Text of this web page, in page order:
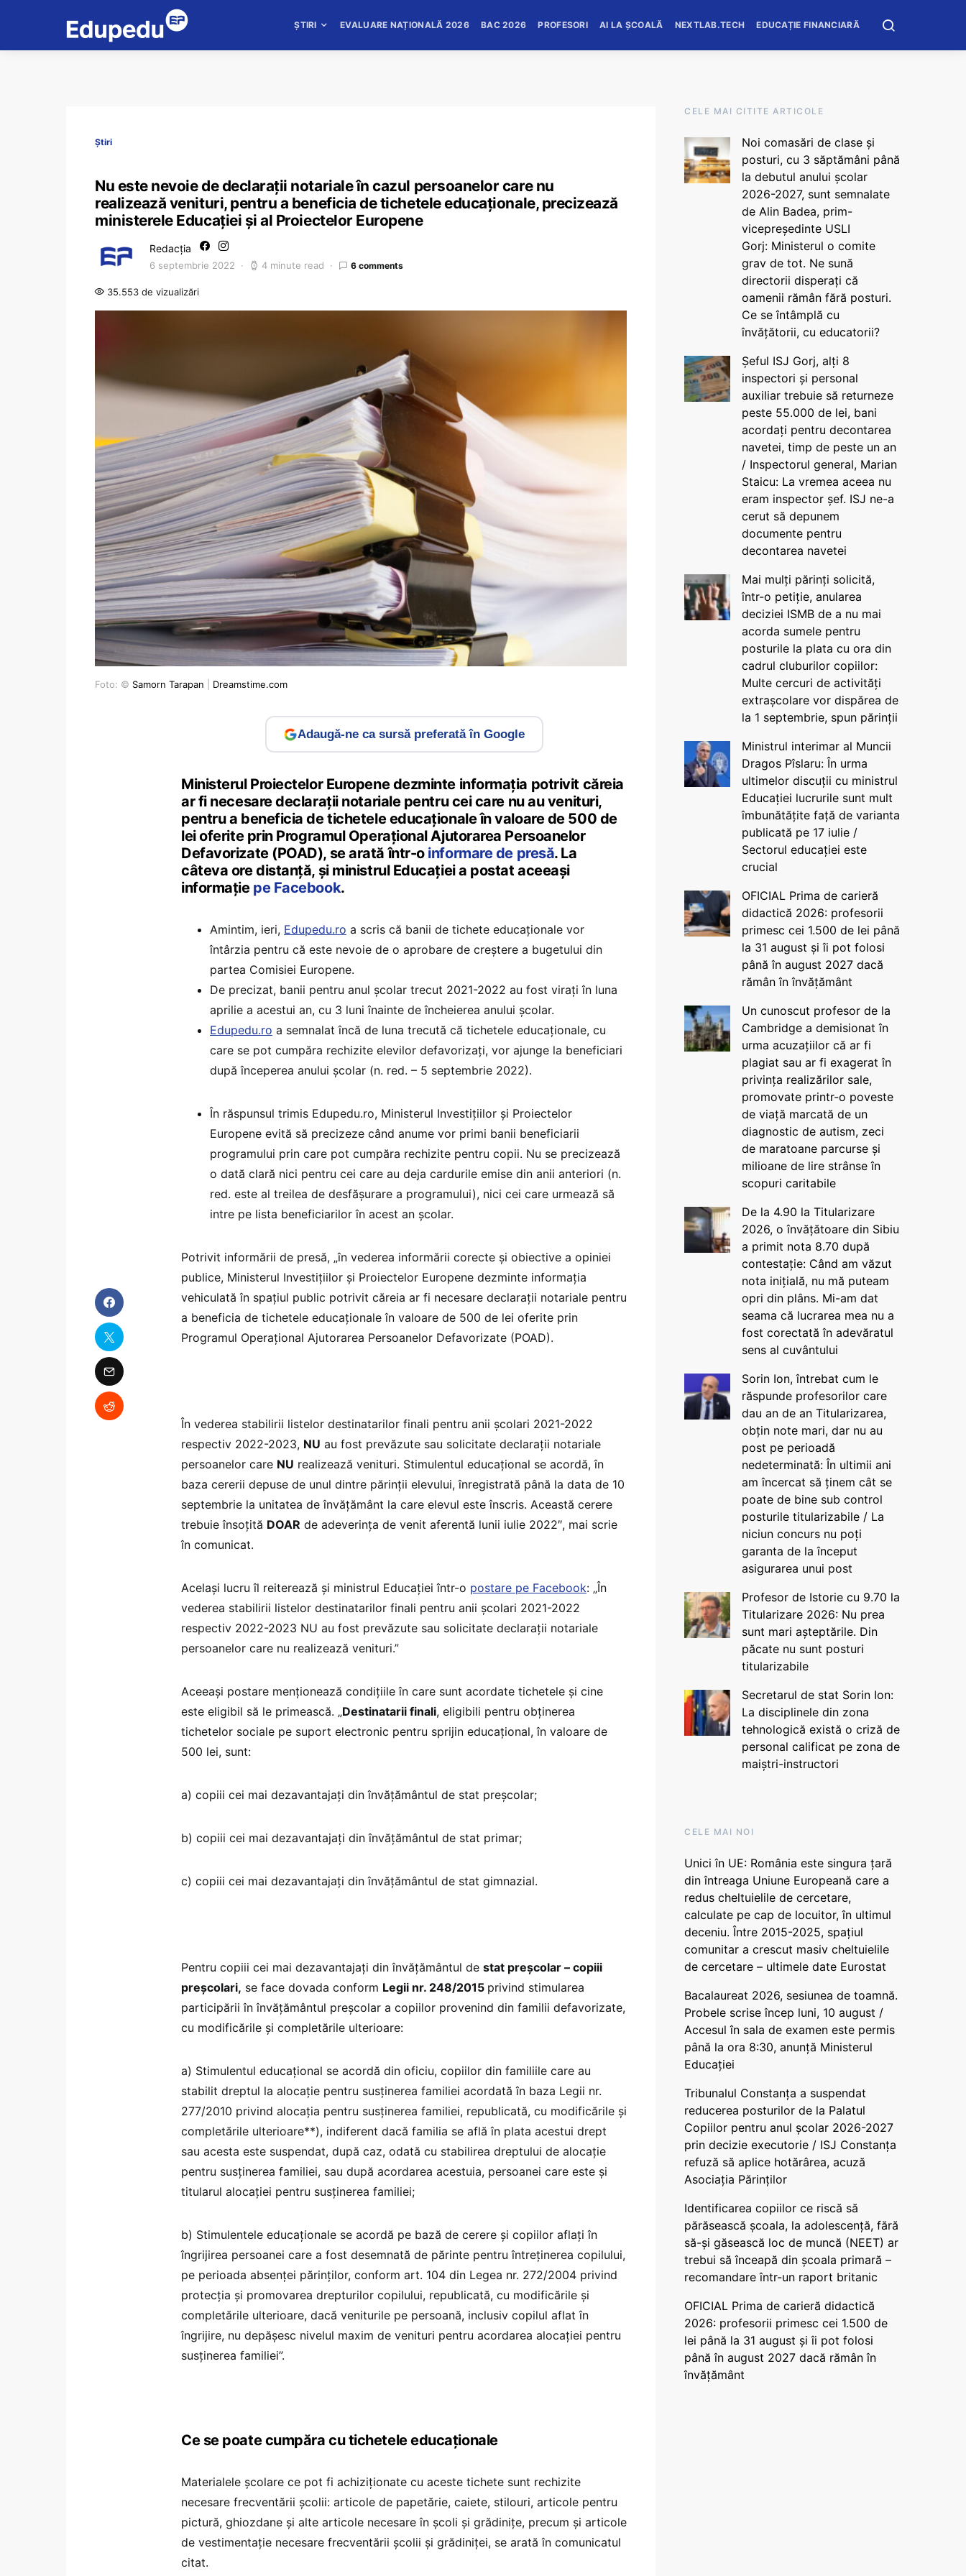
ȘTIRI EVALUARE NAȚIONALĂ 2026 BAC 2026 PROFESORI AI LA ȘCOALĂ NEXTLAB.TECH EDUCAȚIE FINANCIARĂ
Știri
Nu este nevoie de declarații notariale în cazul persoanelor care nu
realizează venituri, pentru a beneficia de tichetele educaționale, precizează
ministerele Educației și al Proiectelor Europene
Redacția
6 septembrie 2022 4 minute read 6 comments
35.553 de vizualizări
Foto: © Samorn Tarapan Dreamstime.com
Adaugă-ne ca sursă preferată în Google
Ministerul Proiectelor Europene dezminte informația potrivit căreia
ar fi necesare declarații notariale pentru cei care nu au venituri,
pentru a beneficia de tichetele educaționale în valoare de 500 de
lei oferite prin Programul Operațional Ajutorarea Persoanelor
Defavorizate (POAD), se arată într-o informare de presă. La
câteva ore distanță, și ministrul Educației a postat aceeași
informație pe Facebook.
Amintim, ieri, Edupedu.ro a scris că banii de tichete educaționale vor
întârzia pentru că este nevoie de o aprobare de creștere a bugetului din
partea Comisiei Europene.
De precizat, banii pentru anul școlar trecut 2021-2022 au fost virați în luna
aprilie a acestui an, cu 3 luni înainte de încheierea anului școlar.
Edupedu.ro a semnalat încă de luna trecută că tichetele educaționale, cu
care se pot cumpăra rechizite elevilor defavorizați, vor ajunge la beneficiari
după începerea anului școlar (n. red. – 5 septembrie 2022).
În răspunsul trimis Edupedu.ro, Ministerul Investițiilor și Proiectelor
Europene evită să precizeze când anume vor primi banii beneficiarii
programului prin care pot cumpăra rechizite pentru copii. Nu se precizează
o dată clară nici pentru cei care au deja cardurile emise din anii anteriori (n.
red. este al treilea de desfășurare a programului), nici cei care urmează să
intre pe lista beneficiarilor în acest an școlar.
Potrivit informării de presă, „în vederea informării corecte şi obiective a opiniei
publice, Ministerul Investițiilor și Proiectelor Europene dezminte informația
vehiculată în spațiul public potrivit căreia ar fi necesare declarații notariale pentru
a beneficia de tichetele educaționale în valoare de 500 de lei oferite prin
Programul Operațional Ajutorarea Persoanelor Defavorizate (POAD).
În vederea stabilirii listelor destinatarilor finali pentru anii școlari 2021-2022
respectiv 2022-2023, NU au fost prevăzute sau solicitate declarații notariale
persoanelor care NU realizează venituri. Stimulentul educațional se acordă, în
baza cererii depuse de unul dintre părinții elevului, înregistrată până la data de 10
septembrie la unitatea de învățământ la care elevul este înscris. Această cerere
trebuie însoțită DOAR de adeverința de venit aferentă lunii iulie 2022″, mai scrie
în comunicat.
Același lucru îl reiterează și ministrul Educației într-o postare pe Facebook: „În
vederea stabilirii listelor destinatarilor finali pentru anii școlari 2021-2022
respectiv 2022-2023 NU au fost prevăzute sau solicitate declarații notariale
persoanelor care nu realizează venituri.”
Aceeași postare menționează condițiile în care sunt acordate tichetele și cine
este eligibil să le primească. „Destinatarii finali, eligibili pentru obținerea
tichetelor sociale pe suport electronic pentru sprijin educațional, în valoare de
500 lei, sunt:
a) copiii cei mai dezavantajați din învățământul de stat preșcolar;
b) copiii cei mai dezavantajați din învățământul de stat primar;
c) copiii cei mai dezavantajați din învățământul de stat gimnazial.
Pentru copiii cei mai dezavantajați din învățământul de stat preșcolar – copiii
preșcolari, se face dovada conform Legii nr. 248/2015 privind stimularea
participării în învățământul preșcolar a copiilor provenind din familii defavorizate,
cu modificările și completările ulterioare:
a) Stimulentul educaţional se acordă din oficiu, copiilor din familiile care au
stabilit dreptul la alocaţie pentru susţinerea familiei acordată în baza Legii nr.
277/2010 privind alocaţia pentru susţinerea familiei, republicată, cu modificările şi
completările ulterioare**), indiferent dacă familia se află în plata acestui drept
sau acesta este suspendat, după caz, odată cu stabilirea dreptului de alocaţie
pentru susţinerea familiei, sau după acordarea acestuia, persoanei care este şi
titularul alocaţiei pentru susţinerea familiei;
b) Stimulentele educaţionale se acordă pe bază de cerere şi copiilor aflaţi în
îngrijirea persoanei care a fost desemnată de părinte pentru întreţinerea copilului,
pe perioada absenţei părinţilor, conform art. 104 din Legea nr. 272/2004 privind
protecţia şi promovarea drepturilor copilului, republicată, cu modificările şi
completările ulterioare, dacă veniturile pe persoană, inclusiv copilul aflat în
îngrijire, nu depăşesc nivelul maxim de venituri pentru acordarea alocaţiei pentru
susţinerea familiei”.
Ce se poate cumpăra cu tichetele educaționale
Materialele școlare ce pot fi achiziționate cu aceste tichete sunt rechizite
necesare frecventării școlii: articole de papetărie, caiete, stilouri, articole pentru
pictură, ghiozdane și alte articole necesare în școli și grădinițe, precum și articole
de vestimentație necesare frecventării școlii și grădiniței, se arată în comunicatul
citat.
CELE MAI CITITE ARTICOLE
Noi comasări de clase și
posturi, cu 3 săptămâni până
la debutul anului școlar
2026-2027, sunt semnalate
de Alin Badea, prim-
vicepreședinte USLI
Gorj: Ministerul o comite
grav de tot. Ne sună
directorii disperați că
oamenii rămân fără posturi.
Ce se întâmplă cu
învățătorii, cu educatorii?
Șeful ISJ Gorj, alți 8
inspectori și personal
auxiliar trebuie să returneze
peste 55.000 de lei, bani
acordați pentru decontarea
navetei, timp de peste un an
/ Inspectorul general, Marian
Staicu: La vremea aceea nu
eram inspector șef. ISJ ne-a
cerut să depunem
documente pentru
decontarea navetei
Mai mulți părinți solicită,
într-o petiție, anularea
deciziei ISMB de a nu mai
acorda sumele pentru
posturile la plata cu ora din
cadrul cluburilor copiilor:
Multe cercuri de activități
extrașcolare vor dispărea de
la 1 septembrie, spun părinții
Ministrul interimar al Muncii
Dragos Pîslaru: În urma
ultimelor discuții cu ministrul
Educației lucrurile sunt mult
îmbunătățite față de varianta
publicată pe 17 iulie /
Sectorul educației este
crucial
OFICIAL Prima de carieră
didactică 2026: profesorii
primesc cei 1.500 de lei până
la 31 august și îi pot folosi
până în august 2027 dacă
rămân în învățământ
Un cunoscut profesor de la
Cambridge a demisionat în
urma acuzațiilor că ar fi
plagiat sau ar fi exagerat în
privința realizărilor sale,
promovate printr-o poveste
de viață marcată de un
diagnostic de autism, zeci
de maratoane parcurse și
milioane de lire strânse în
scopuri caritabile
De la 4.90 la Titularizare
2026, o învățătoare din Sibiu
a primit nota 8.70 după
contestație: Când am văzut
nota inițială, nu mă puteam
opri din plâns. Mi-am dat
seama că lucrarea mea nu a
fost corectată în adevăratul
sens al cuvântului
Sorin Ion, întrebat cum le
răspunde profesorilor care
dau an de an Titularizarea,
obțin note mari, dar nu au
post pe perioadă
nedeterminată: În ultimii ani
am încercat să ținem cât se
poate de bine sub control
posturile titularizabile / La
niciun concurs nu poți
garanta de la început
asigurarea unui post
Profesor de Istorie cu 9.70 la
Titularizare 2026: Nu prea
sunt mari așteptările. Din
păcate nu sunt posturi
titularizabile
Secretarul de stat Sorin Ion:
La disciplinele din zona
tehnologică există o criză de
personal calificat pe zona de
maiștri-instructori
CELE MAI NOI
Unici în UE: România este singura țară
din întreaga Uniune Europeană care a
redus cheltuielile de cercetare,
calculate pe cap de locuitor, în ultimul
deceniu. Între 2015-2025, spațiul
comunitar a crescut masiv cheltuielile
de cercetare – ultimele date Eurostat
Bacalaureat 2026, sesiunea de toamnă.
Probele scrise încep luni, 10 august /
Accesul în sala de examen este permis
până la ora 8:30, anunță Ministerul
Educației
Tribunalul Constanța a suspendat
reducerea posturilor de la Palatul
Copiilor pentru anul școlar 2026-2027
prin decizie executorie / ISJ Constanța
refuză să aplice hotărârea, acuză
Asociația Părinților
Identificarea copiilor ce riscă să
părăsească școala, la adolescență, fără
să-și găsească loc de muncă (NEET) ar
trebui să înceapă din școala primară –
recomandare într-un raport britanic
OFICIAL Prima de carieră didactică
2026: profesorii primesc cei 1.500 de
lei până la 31 august și îi pot folosi
până în august 2027 dacă rămân în
învățământ